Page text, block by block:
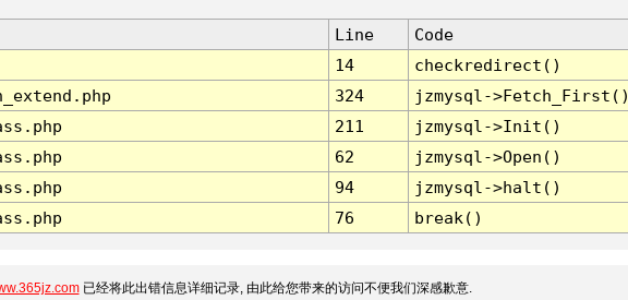
Line
Code
14
checkredirect()
324
jzmysql-
211
jzmysql->Init()
62
jzmysql->Open()
94
jzmysql->halt()
76 break()
已经将此出错信息详细记录, 由此给您带来的访问不便我们深感歉意.